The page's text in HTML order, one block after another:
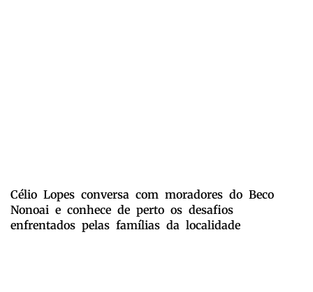
Célio Lopes conversa com moradores do Beco
Nonoai e conhece de perto os desafios
enfrentados pelas famílias da localidade